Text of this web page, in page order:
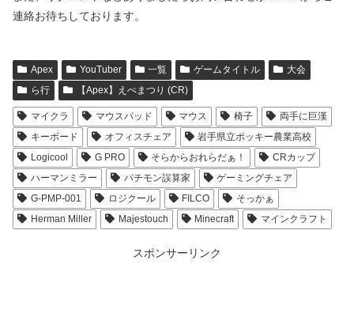
連絡お待ちしております。
Apex YouTuber 一覧 ゲームタイトル
大会
ら行
【Apex】えぺまつり (CR)
マイクラ マウスパッド マウス 椅子
両手に巨漢
キーボード
オフィスチェア
岩手県立ポッキー農業高校
Logicool
G PRO そらからおれらだぁ！
CRカップ
ハーマンミラー
パチモン誤算家
ゲーミングチェア
G-PMP-001
ロジクール FILCO
そっかぁ
Herman Miller
Majestouch Minecraft マインクラフト
スポンサーリンク